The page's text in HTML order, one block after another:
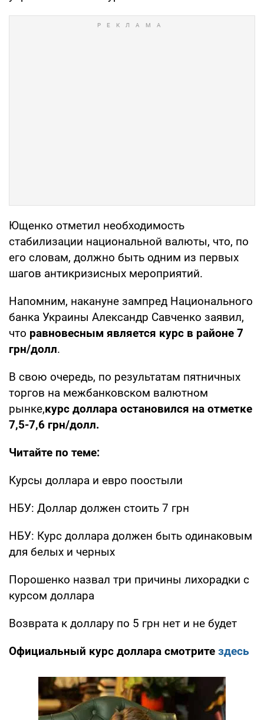
Ющенко отметил необходимость
стабилизации национальной валюты, что, по
его словам, должно быть одним из первых
шагов антикризисных мероприятий.
Напомним, накануне зампред Национального
банка Украины Александр Савченко заявил,
что равновесным является курс в районе 7
грн/долл.
В свою очередь, по результатам пятничных
торгов на межбанковском валютном
рынке,курс доллара остановился на отметке
7,5-7,6 грн/долл.
Читайте по теме:
Курсы доллара и евро поостыли
НБУ: Доллар должен стоить 7 грн
НБУ: Курс доллара должен быть одинаковым
для белых и черных
Порошенко назвал три причины лихорадки с
курсом доллара
Возврата к доллару по 5 грн нет и не будет
Официальный курс доллара смотрите здесь